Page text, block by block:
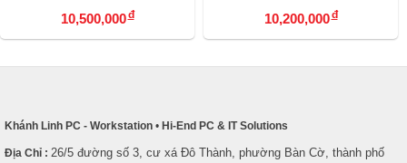
10,500,000đ 10,200,000đ
Khánh Linh PC - Workstation • Hi-End PC & IT Solutions
Địa Chỉ : 26/5 đường số 3, cư xá Đô Thành, phường Bàn Cờ, thành phố